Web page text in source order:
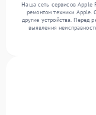
Наша сеть сервисов Apple
ремонтом техники Apple.
другие устройства. Перед
выявления
нужных услуг и цену.
запчастей по